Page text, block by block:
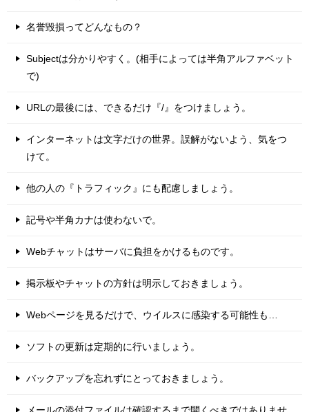
名誉毀損ってどんなもの？
Subjectは分かりやすく。(相手によっては半角アルファベット
で)
URLの最後には、できるだけ『/』をつけましょう。
インターネットは文字だけの世界。誤解がないよう、気をつ
けて。
他の人の『トラフィック』にも配慮しましょう。
記号や半角カナは使わないで。
Webチャットはサーバに負担をかけるものです。
掲示板やチャットの方針は明示しておきましょう。
Webページを見るだけで、ウイルスに感染する可能性も…
ソフトの更新は定期的に行いましょう。
バックアップを忘れずにとっておきましょう。
メールの添付ファイルは確認するまで開くべきではありませ